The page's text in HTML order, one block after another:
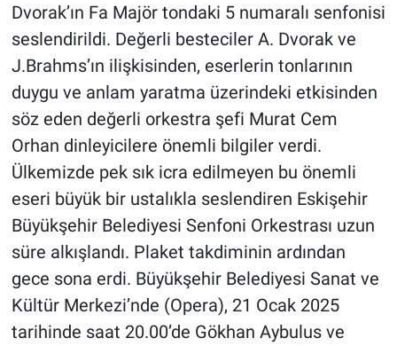
Dvorak’ın Fa Majör tondaki 5 numaralı senfonisi
seslendirildi. Değerli besteciler A. Dvorak ve
J.Brahms’ın ilişkisinden, eserlerin tonlarının
duygu ve anlam yaratma üzerindeki etkisinden
söz eden değerli orkestra şefi Murat Cem
Orhan dinleyicilere önemli bilgiler verdi.
Ülkemizde pek sık icra edilmeyen bu önemli
eseri büyük bir ustalıkla seslendiren Eskişehir
Büyükşehir Belediyesi Senfoni Orkestrası uzun
süre alkışlandı. Plaket takdiminin ardından
gece sona erdi. Büyükşehir Belediyesi Sanat ve
Kültür Merkezi’nde (Opera), 21 Ocak 2025
tarihinde saat 20.00’de Gökhan Aybulus ve